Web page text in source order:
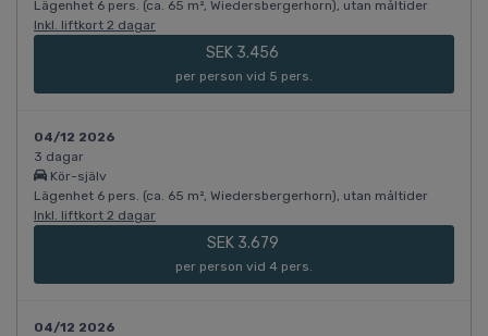
Lägenhet 6 pers. (ca. 65 m², Wiedersbergerhorn), utan måltider
Inkl. liftkort 2 dagar
SEK 3.456
per person vid 5 pers.
04/12 2026
3 dagar
Kör-själv
Lägenhet 6 pers. (ca. 65 m², Wiedersbergerhorn), utan måltider
Inkl. liftkort 2 dagar
SEK 3.679
per person vid 4 pers.
04/12 2026